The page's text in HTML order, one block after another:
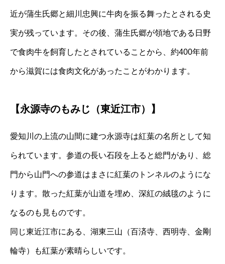
近が蒲生氏郷と細川忠興に牛肉を振る舞ったとされる史
実が残っています。その後、蒲生氏郷が領地である日野
で食肉牛を飼育したとされていることから、約400年前
から滋賀には食肉文化があったことがわかります。
【永源寺のもみじ（東近江市）】
愛知川の上流の山間に建つ永源寺は紅葉の名所として知
られています。参道の長い石段を上ると総門があり、総
門から山門への参道はまさに紅葉のトンネルのようにな
ります。散った紅葉が山道を埋め、深紅の絨毯のように
なるのも見ものです。
同じ東近江市にある、湖東三山（百済寺、西明寺、金剛
輪寺）も紅葉が素晴らしいです。